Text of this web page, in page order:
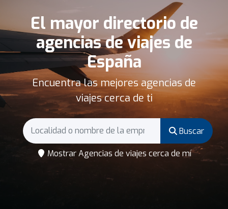
El mayor directorio de
agencias de viajes de
España
Encuentra las mejores agencias de
viajes cerca de ti
Buscar
Mostrar Agencias de viajes cerca de mí